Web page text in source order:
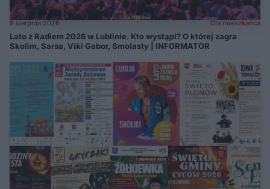
8 sierpnia 2026 Dla mieszkańca
Lato z Radiem 2026 w Lublinie. Kto wystąpi? O której zagra
Skolim, Sarsa, Viki Gabor, Smolasty | INFORMATOR